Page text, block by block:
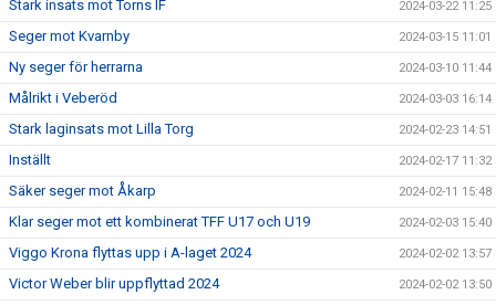
Stark insats mot Torns IF 2024-03-22 11:25
Seger mot Kvarnby 2024-03-15 11:01
Ny seger för herrarna 2024-03-10 11:44
Målrikt i Veberöd 2024-03-03 16:14
Stark laginsats mot Lilla Torg 2024-02-23 14:51
Inställt 2024-02-17 11:32
Säker seger mot Åkarp 2024-02-11 15:48
Klar seger mot ett kombinerat TFF U17 och U19 2024-02-03 15:40
Viggo Krona flyttas upp i A-laget 2024 2024-02-02 13:57
Victor Weber blir uppflyttad 2024 2024-02-02 13:50